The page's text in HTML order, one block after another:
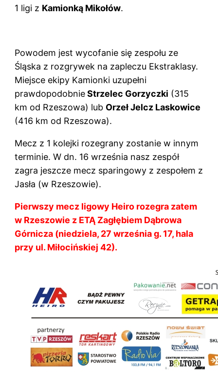
1 ligi z Kamionką Mikołów.
Powodem jest wycofanie się zespołu ze
Śląska z rozgrywek na zapleczu Ekstraklasy.
Miejsce ekipy Kamionki uzupełni
prawdopodobnieStrzelec Gorzyczki (315
km od Rzeszowa) lub Orzeł Jelcz Laskowice
(416 km od Rzeszowa).
Mecz z 1 kolejki rozegrany zostanie w innym
terminie. W dn. 16 września nasz zespół
zagra jeszcze mecz sparingowy z zespołem z
Jasła (w Rzeszowie).
Pierwszy mecz ligowy Heiro rozegra zatem
w Rzeszowie z ETĄ Zagłębiem Dąbrowa
Górnicza (niedziela, 27 września g. 17, hala
przy ul. Miłocińskiej 42).